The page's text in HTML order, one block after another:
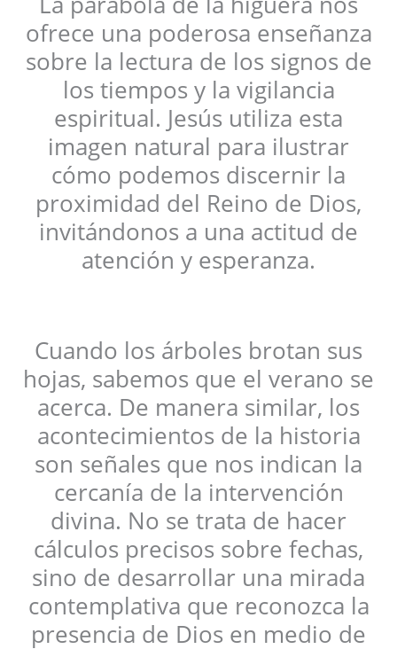
ofrece una poderosa enseñanza
sobre la lectura de los signos de
los tiempos y la vigilancia
espiritual. Jesús utiliza esta
imagen natural para ilustrar
cómo podemos discernir la
proximidad del Reino de Dios,
invitándonos a una actitud de
atención y esperanza.
Cuando los árboles brotan sus
hojas, sabemos que el verano se
acerca. De manera similar, los
acontecimientos de la historia
son señales que nos indican la
cercanía de la intervención
divina. No se trata de hacer
cálculos precisos sobre fechas,
sino de desarrollar una mirada
contemplativa que reconozca la
presencia de Dios en medio de